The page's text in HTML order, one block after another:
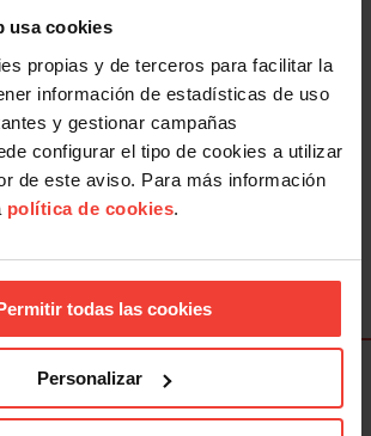
usa cookies
propias y de terceros para facilitar la
información de estadísticas de uso
y gestionar campañas
configurar el tipo de cookies a utilizar
de este aviso. Para más información
política de cookies.
todas las cookies
Personalizar
las patologías para acceder a la jubilación